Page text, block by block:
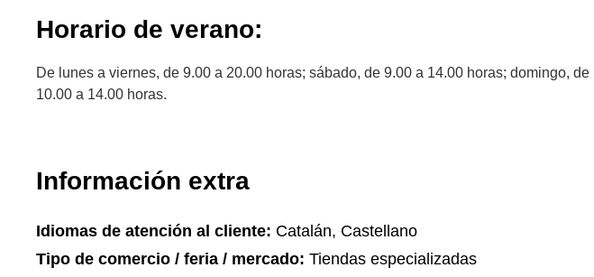
Horario de verano:
De lunes a viernes, de 9.00 a 20.00 horas; sábado, de 9.00 a 14.00 horas; domingo, de
10.00 a 14.00 horas.
Información extra
Idiomas de atención al cliente: Catalán, Castellano
Tipo de comercio / feria / mercado: Tiendas especializadas